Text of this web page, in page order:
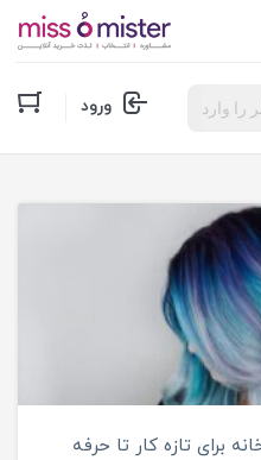
ورود
برای تازه کار تا حرفه